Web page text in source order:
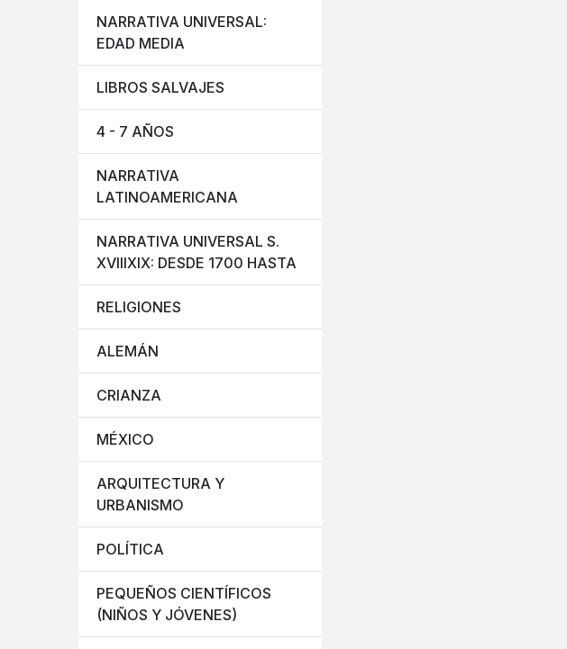
NARRATIVA UNIVERSAL:
EDAD MEDIA
LIBROS SALVAJES
4 - 7 AÑOS
NARRATIVA
LATINOAMERICANA
NARRATIVA UNIVERSAL S.
XVIIIXIX: DESDE 1700 HASTA
RELIGIONES
ALEMÁN
CRIANZA
MÉXICO
ARQUITECTURA Y
URBANISMO
POLÍTICA
PEQUEÑOS CIENTÍFICOS
(NIÑOS Y JÓVENES)